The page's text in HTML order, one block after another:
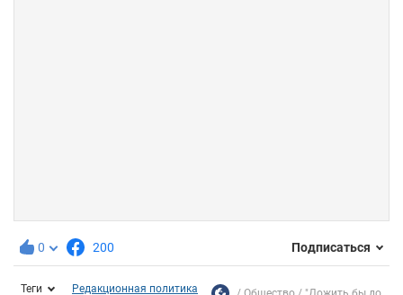
0 200 Подписаться
Теги Редакционная политика